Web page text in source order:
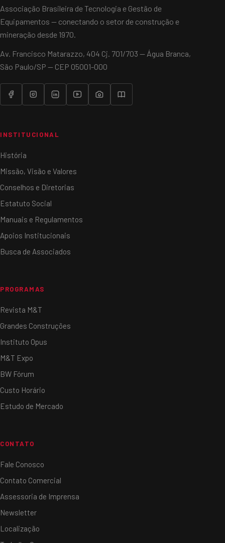
Associação Brasileira de Tecnologia e Gestão de
Equipamentos — conectando o setor de construção e
mineração desde 1970.
Av. Francisco Matarazzo, 404 Cj. 701/703 — Água Branca,
São Paulo/SP — CEP 05001-000
INSTITUCIONAL
História
Missão, Visão e Valores
Conselhos e Diretorias
Estatuto Social
Manuais e Regulamentos
Apoios Institucionais
Busca de Associados
PROGRAMAS
Revista M&T
Grandes Construções
Instituto Opus
M&T Expo
BW Fórum
Custo Horário
Estudo de Mercado
CONTATO
Fale Conosco
Contato Comercial
Assessoria de Imprensa
Newsletter
Localização